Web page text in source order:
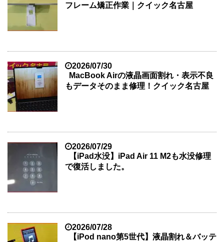
フレーム矯正作業｜クイック名古屋
2026/07/30
MacBook Airの液晶画面割れ・表示不良
もデータそのまま修理！クイック名古屋
2026/07/29
【iPad水没】iPad Air 11 M2も水没修理
で復活しました。
2026/07/28
【iPod nano第5世代】液晶割れ＆バッテ